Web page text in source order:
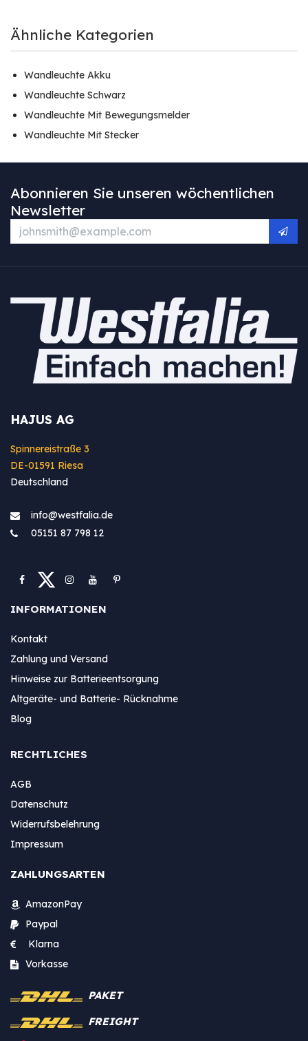
Ähnliche Kategorien
Wandleuchte Akku
Wandleuchte Schwarz
Wandleuchte Mit Bewegungsmelder
Wandleuchte Mit Stecker
Abonnieren Sie unseren wöchentlichen
Newsletter
HAJUS AG
Spinnereistraße 3
DE-01591 Riesa
Deutschland
info@westfa​lia.de
05151 87 798 12
INFORMATIONEN
Kontakt
Zahlung und Versand
Hinweise zur Batterieentsorgung
Altgeräte- und Batterie- Rücknahme
Blog
RECHTLICHES
AGB
Datenschutz
Widerrufsbelehrung
Impressum
ZAHLUNGSARTEN
AmazonPay
Paypal
Klarna
Vorkasse
PAKET
FREIGHT